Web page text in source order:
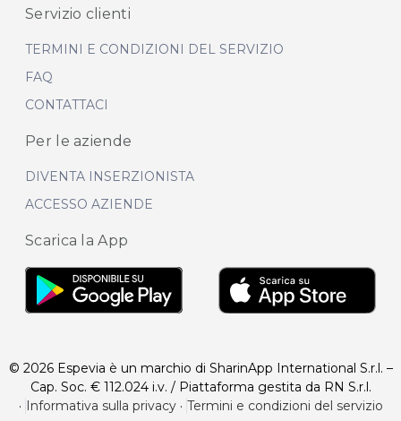
Servizio clienti
TERMINI E CONDIZIONI DEL SERVIZIO
FAQ
CONTATTACI
Per le aziende
DIVENTA INSERZIONISTA
ACCESSO AZIENDE
Scarica la App
© 2026 Espevia è un marchio di SharinApp International S.r.l. –
Cap. Soc. € 112.024 i.v. / Piattaforma gestita da RN S.r.l.
·
Informativa sulla privacy· Termini e condizioni del servizio